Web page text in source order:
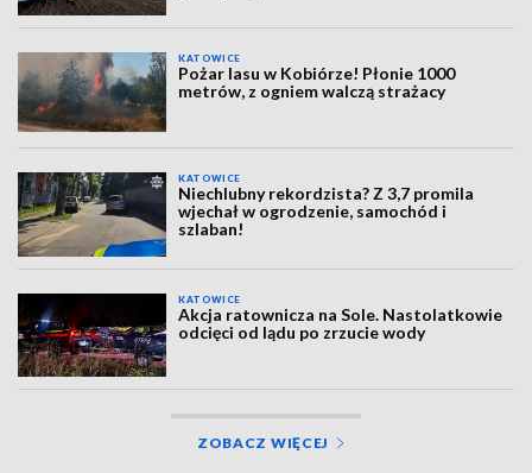
KATOWICE
Pożar lasu w Kobiórze! Płonie 1000
metrów, z ogniem walczą strażacy
KATOWICE
Niechlubny rekordzista? Z 3,7 promila
wjechał w ogrodzenie, samochód i
szlaban!
KATOWICE
Akcja ratownicza na Sole. Nastolatkowie
odcięci od lądu po zrzucie wody
ZOBACZ WIĘCEJ